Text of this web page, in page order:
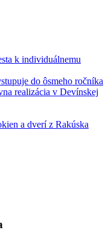
k individuálnemu
do ôsmeho ročníka
realizácia v Devínskej
a dverí z Rakúska